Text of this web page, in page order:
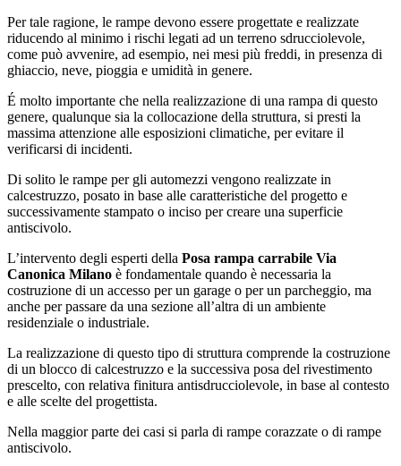
Per tale ragione, le rampe devono essere progettate e realizzate
riducendo al minimo i rischi legati ad un terreno sdrucciolevole,
come può avvenire, ad esempio, nei mesi più freddi, in presenza di
ghiaccio, neve, pioggia e umidità in genere.
É molto importante che nella realizzazione di una rampa di questo
genere, qualunque sia la collocazione della struttura, si presti la
massima attenzione alle esposizioni climatiche, per evitare il
verificarsi di incidenti.
Di solito le rampe per gli automezzi vengono realizzate in
calcestruzzo, posato in base alle caratteristiche del progetto e
successivamente stampato o inciso per creare una superficie
antiscivolo.
L’intervento degli esperti della Posa rampa carrabile Via
Canonica Milano è fondamentale quando è necessaria la
costruzione di un accesso per un garage o per un parcheggio, ma
anche per passare da una sezione all’altra di un ambiente
residenziale o industriale.
La realizzazione di questo tipo di struttura comprende la costruzione
di un blocco di calcestruzzo e la successiva posa del rivestimento
prescelto, con relativa finitura antisdrucciolevole, in base al contesto
e alle scelte del progettista.
Nella maggior parte dei casi si parla di rampe corazzate o di rampe
antiscivolo.